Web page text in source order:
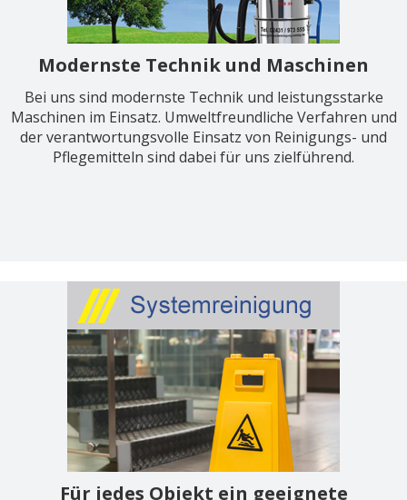
Modernste Technik und Maschinen
Bei uns sind modernste Technik und leistungsstarke
Maschinen im Einsatz. Umweltfreundliche Verfahren und
der verantwortungsvolle Einsatz von Reinigungs- und
Pflegemitteln sind dabei für uns zielführend.
Für jedes Objekt ein geeignete